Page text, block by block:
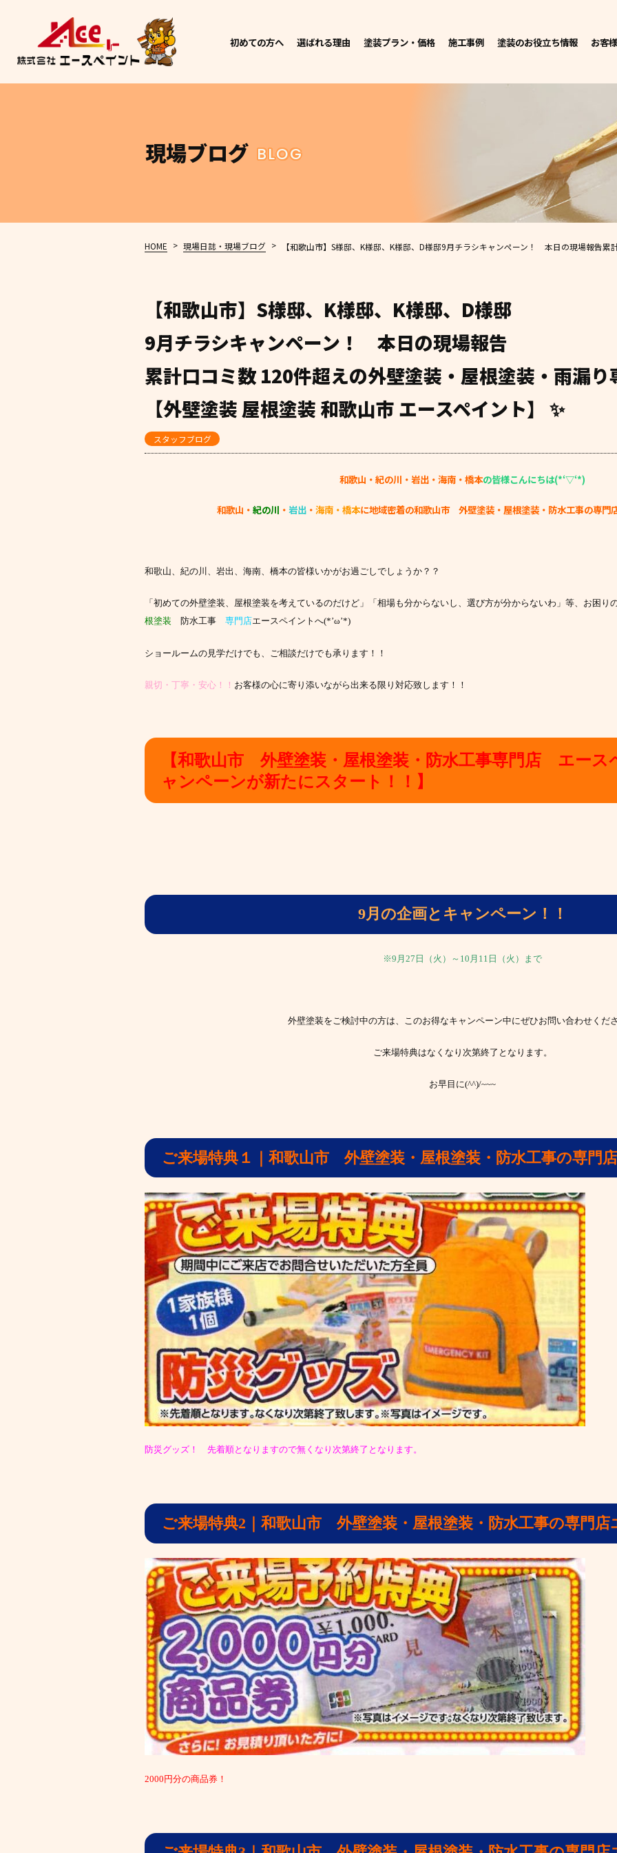
初めての方へ 選ばれる理由 塗装プラン・価格 施工事例 塗装のお役立ち情報 お客
現場ブログ BLOG
HOME > 現場日誌・現場ブログ > 【和歌山市】S様邸、K様邸、K様邸、D様邸9月チラシキャンペーン！ 本日の現場報告累計
【和歌山市】S様邸、K様邸、K様邸、D様邸
9月チラシキャンペーン！ 本日の現場報告
累計口コミ数 120件超えの外壁塗装・屋根塗装・雨漏り
【外壁塗装 屋根塗装 和歌山市 エースペイント】 ✨
スタッフブログ
和歌山・紀の川・岩出・海南・橋本の皆様こんにちは(*‘▽‘*)
和歌山・紀の川 ・岩出 ・海南・橋本に地域密着の和歌山市 外壁塗装・屋根塗装・防水工事の専門
和歌山、紀の川、岩出、海南、橋本の皆様いかがお過ごしでしょうか？？
「初めての外壁塗装、屋根塗装を考えているのだけど」「相場も分からないし、選び方が分からないわ」等、お困り
根塗装 防水工事 専門店エースペイントへ(*’ω’*)
ショールームの見学だけでも、ご相談だけでも承ります！！
親切・丁寧・安心！！ お客様の心に寄り添いながら出来る限り対応致します！！
【和歌山市 外壁塗装・屋根塗装・防水工事専門店 エー
ャンペーンが新たにスタート！！】
9月の企画とキャンペーン！！
※9月27日（火）～10月11日（火）まで
外壁塗装をご検討中の方は、このお得なキャンペーン中にぜひお問い合わせくださ
ご来場特典はなくなり次第終了となります。
お早目に(^^)/~~~
ご来場特典１｜和歌山市 外壁塗装・屋根塗装・防水工事の専門
防災グッズ！ 先着順となりますので無くなり次第終了となります。
ご来場特典2｜和歌山市 外壁塗装・屋根塗装・防水工事の専門店
2000円分の商品券！